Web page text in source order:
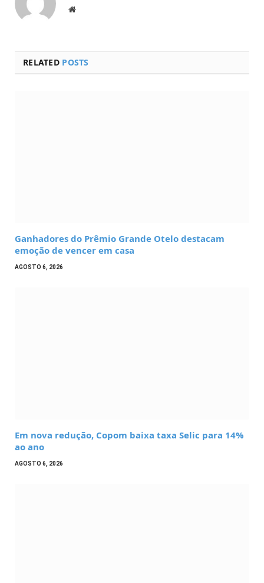
Website
RELATED POSTS
Ganhadores do Prêmio Grande Otelo destacam
emoção de vencer em casa
AGOSTO 6, 2026
Em nova redução, Copom baixa taxa Selic para 14%
ao ano
AGOSTO 6, 2026